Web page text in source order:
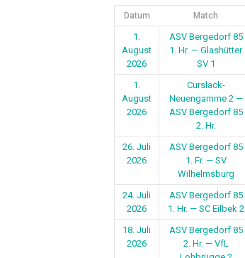
Datum Match
1.
August
2026
ASV Bergedorf 85
1. Hr. — Glashütter
SV 1
1.
August
2026
Curslack-
Neuengamme 2 —
ASV Bergedorf 85
2. Hr.
26. Juli
2026
ASV Bergedorf 85
1. Fr. — SV
Wilhelmsburg
24. Juli
2026
ASV Bergedorf 85
1. Hr. — SC Eilbek 2
18. Juli
2026
ASV Bergedorf 85
2. Hr. — VfL